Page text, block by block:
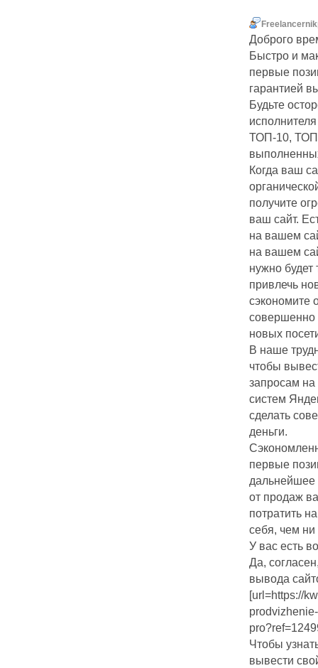
Доброго
Быстро и
первые
гарантией
Будьте
ТОП-10,
Когда ваш
получите
ваш сайт.
на вашем
на вашем
нужно будет
привлечь
сэкономите
новых
В наше
чтобы
запросам
систем
сделать
деньги.
первые
дальнейшее
от продаж
потратить
себя, чем ни
У вас есть
Да,
вывода
[url=https://
Чтобы
вывести